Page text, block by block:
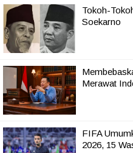
Tokoh-
Soekarno
Merawat
FIFA
2026, 15